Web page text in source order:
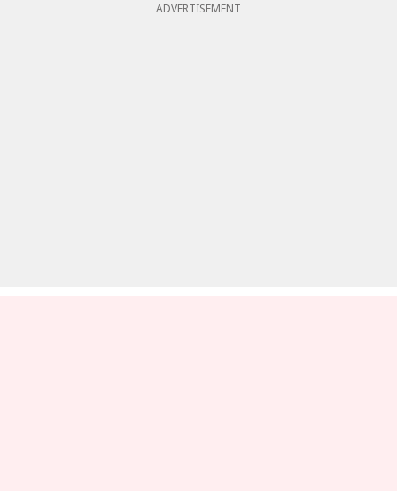
ADVERTISEMENT